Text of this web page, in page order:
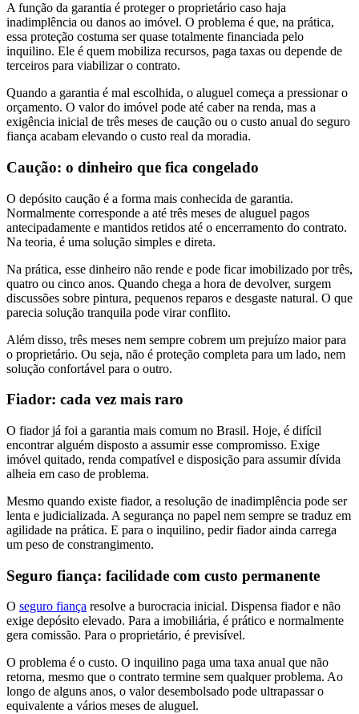
A função da garantia é proteger o proprietário caso haja
inadimplência ou danos ao imóvel. O problema é que, na prática,
essa proteção costuma ser quase totalmente financiada pelo
inquilino. Ele é quem mobiliza recursos, paga taxas ou depende de
terceiros para viabilizar o contrato.
Quando a garantia é mal escolhida, o aluguel começa a pressionar o
orçamento. O valor do imóvel pode até caber na renda, mas a
exigência inicial de três meses de caução ou o custo anual do seguro
fiança acabam elevando o custo real da moradia.
Caução: o dinheiro que fica congelado
O depósito caução é a forma mais conhecida de garantia.
Normalmente corresponde a até três meses de aluguel pagos
antecipadamente e mantidos retidos até o encerramento do contrato.
Na teoria, é uma solução simples e direta.
Na prática, esse dinheiro não rende e pode ficar imobilizado por três,
quatro ou cinco anos. Quando chega a hora de devolver, surgem
discussões sobre pintura, pequenos reparos e desgaste natural. O que
parecia solução tranquila pode virar conflito.
Além disso, três meses nem sempre cobrem um prejuízo maior para
o proprietário. Ou seja, não é proteção completa para um lado, nem
solução confortável para o outro.
Fiador: cada vez mais raro
O fiador já foi a garantia mais comum no Brasil. Hoje, é difícil
encontrar alguém disposto a assumir esse compromisso. Exige
imóvel quitado, renda compatível e disposição para assumir dívida
alheia em caso de problema.
Mesmo quando existe fiador, a resolução de inadimplência pode ser
lenta e judicializada. A segurança no papel nem sempre se traduz em
agilidade na prática. E para o inquilino, pedir fiador ainda carrega
um peso de constrangimento.
Seguro fiança: facilidade com custo permanente
O seguro fiança resolve a burocracia inicial. Dispensa fiador e não
exige depósito elevado. Para a imobiliária, é prático e normalmente
gera comissão. Para o proprietário, é previsível.
O problema é o custo. O inquilino paga uma taxa anual que não
retorna, mesmo que o contrato termine sem qualquer problema. Ao
longo de alguns anos, o valor desembolsado pode ultrapassar o
equivalente a vários meses de aluguel.